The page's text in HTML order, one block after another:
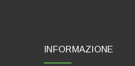
INFORMAZIONE